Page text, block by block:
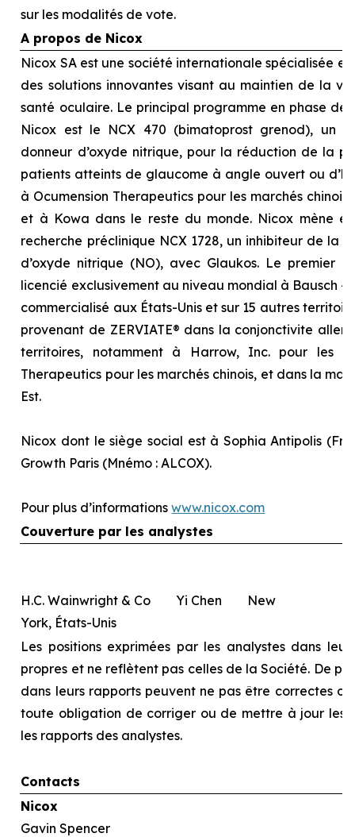
sur les modalités de vote.
A propos de Nicox
Nicox SA est une société internationale spécialisée
des solutions innovantes visant au maintien de la
santé oculaire. Le principal programme en phase
Nicox est le NCX 470 (bimatoprost grenod), un
donneur d’oxyde nitrique, pour la réduction de la
patients atteints de glaucome à angle ouvert ou
à Ocumension Therapeutics pour les marchés
et à Kowa dans le reste du monde. Nicox mène
recherche préclinique NCX 1728, un inhibiteur de la
d’oxyde nitrique (NO), avec Glaukos. Le premier
licencié exclusivement au niveau mondial à Bausch +
commercialisé aux États-Unis et sur 15 autres
provenant de ZERVIATE® dans la conjonctivite
territoires, notamment à Harrow, Inc. pour les
Therapeutics pour les marchés chinois, et dans la
Est.
Nicox dont le siège social est à Sophia Antipolis
Growth Paris (Mnémo : ALCOX).
Pour plus d’informationswww.nicox.com
Couverture par les analystes
H.C. Wainwright & Co Yi Chen New
York, États-Unis
Les positions exprimées par les analystes dans
propres et ne reflètent pas celles de la Société. De
dans leurs rapports peuvent ne pas être correctes
toute obligation de corriger ou de mettre à jour les
les rapports des analystes.
Contacts
Nicox
Gavin Spencer